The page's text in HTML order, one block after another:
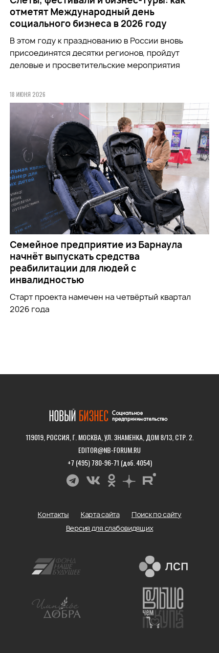
отметят Международный день
социального бизнеса в 2026 году
В этом году к празднованию в России вновь
присоединятся десятки регионов, пройдут
деловые и просветительские мероприятия
18 ИЮНЯ 2026
Семейное предприятие из Барнаула
начнёт выпускать средства
реабилитации для людей с
инвалидностью
Старт проекта намечен на четвёртый квартал
2026 года
119019, РОССИЯ, Г. МОСКВА, УЛ. ЗНАМЕНКА, ДОМ 8/13, СТР. 2.
EDITOR@NB-FORUM.RU
+7 (495) 780-96-71 (доб. 4054)
Контакты Карта сайта
Поиск по сайту
Версия для слабовидящих